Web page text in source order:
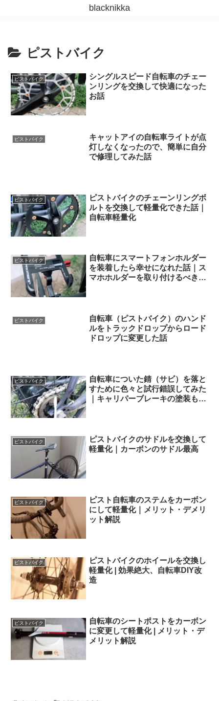
blacknikka
ピストバイク
ピストバイク
シングルスピード自転車のチェー
ンリングを交換して快適になった
お話
ピストバイク
キャットアイの自転車ライトが点
灯しなくなったので、簡単に自分
で修理してみた話
ピストバイク
ピストバイクのチェーンリングボ
ルトを交換して軽量化できた話｜
自転車軽量化
ピストバイク
自転車にスマートフォンホルダー
を装着したら幸せになれた話｜ス
マホホルダーを取り付けるべき５
ピストバイク
自転車（ピストバイク）のハンド
ルをトラックドロップからロード
ドロップに変更した話
ピストバイク
自転車についた錆（サビ）を落と
すために色々と試行錯誤してみた
｜キャリパーブレーキの塗装もあ
ピストバイク
ピストバイクのサドルを交換して
軽量化｜カーボンのサドル最高
ピストバイク
ピスト自転車のステムをカーボン
にして軽量化｜メリット・デメリ
ット解説
ピストバイク
ピストバイクのホイールを交換し
軽量化 | 効果絶大、自転車DIY改
造
ピストバイク
自転車のシートポストをカーボン
に変更して軽量化 | メリット・デ
メリット解説